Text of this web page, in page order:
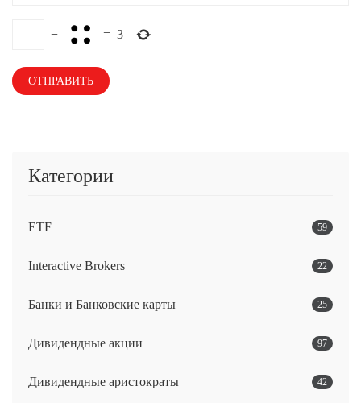
− = 3
Категории
ETF 59
Interactive Brokers 22
Банки и Банковские карты 25
Дивидендные акции 97
Дивидендные аристократы 42